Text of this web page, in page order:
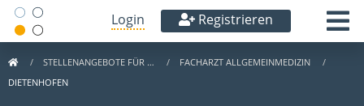
Login Registrieren
STELLENANGEBOTE FÜR …
FACHARZT ALLGEMEINMEDIZIN
DIETENHOFEN